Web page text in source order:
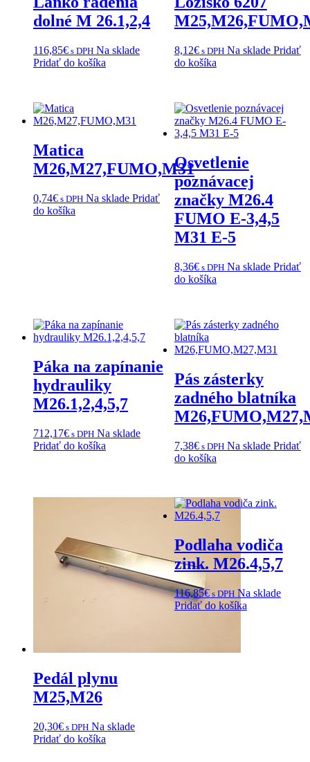
dolné M 26.1,2,4
116,85€ s DPH Na sklade
Pridať do košíka
8,12€s DPH Na sklade Pridať
do košíka
Matica
M26,M27,FUMO,M31
0,74€ s DPH Na sklade Pridať
do košíka
Osvetlenie
poznávacej
značky M26.4
FUMO E-3,4,5
M31 E-5
8,36€s DPH Na sklade Pridať
do košíka
Páka na zapínanie
hydrauliky
M26.1,2,4,5,7
712,17€ s DPH Na sklade
Pridať do košíka
Pás zásterky
zadného blatníka
7,38€s DPH Na sklade Pridať
do košíka
Pedál plynu
M25,M26
20,30€ s DPH Na sklade
Pridať do košíka
Podlaha vodiča
zink. M26.4,5,7
116,85€s DPH Na sklade
Pridať do košíka